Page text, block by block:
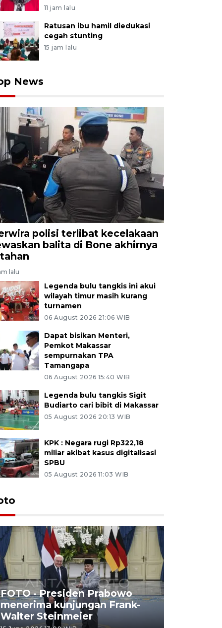
11 jam lalu
Ratusan ibu hamil diedukasi
cegah stunting
15 jam lalu
News
polisi terlibat kecelakaan
balita di Bone akhirnya
lalu
Legenda bulu tangkis ini akui
wilayah timur masih kurang
turnamen
06 August 2026 21:06 WIB
Dapat bisikan Menteri,
Pemkot Makassar
sempurnakan TPA
Tamangapa
06 August 2026 15:40 WIB
Legenda bulu tangkis Sigit
Budiarto cari bibit di Makassar
05 August 2026 20:13 WIB
KPK : Negara rugi Rp322,18
miliar akibat kasus digitalisasi
SPBU
05 August 2026 11:03 WIB
FOTO - Presiden Prabowo
menerima kunjungan Frank-
Walter Steinmeier